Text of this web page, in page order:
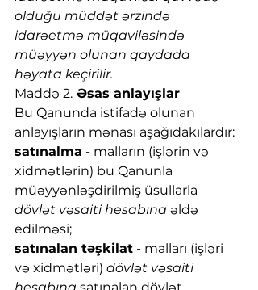
olduğu müddət ərzində
idarəetmə müqaviləsində
müəyyən olunan qaydada
həyata keçirilir.
Maddə 2. Əsas anlayışlar
Bu Qanunda istifadə olunan
anlayışların mənası aşağıdakılardır:
satınalma - malların (işlərin və
xidmətlərin) bu Qanunla
müəyyənləşdirilmiş üsullarla
dövlət vəsaiti hesabına əldə
edilməsi;
satınalan təşkilat - malları (işləri
və xidmətləri) dövlət vəsaiti